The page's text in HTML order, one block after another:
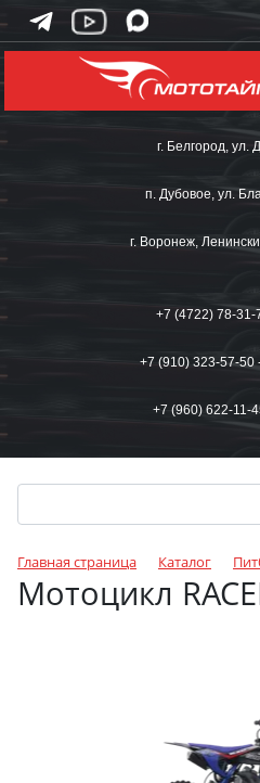
г. Белгород, ул.
п. Дубовое, ул.
г. Воронеж,
+7 (4722) 78-31-
+7 (910) 323-57-50
+7 (960) 622-11-
Главная страница Каталог
Мотоцикл